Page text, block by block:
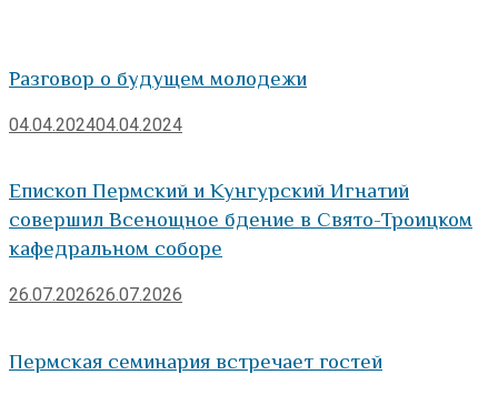
Разговор о будущем молодежи
04.04.202404.04.2024
Епископ Пермский и Кунгурский Игнатий
совершил Всенощное бдение в Свято-Троицком
кафедральном соборе
26.07.202626.07.2026
Пермская семинария встречает гостей